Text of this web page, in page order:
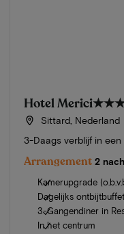
Hotel Merici
Sittard, Nederland
3-Daags verblijf in
Arrangement 2
Kamerupgrade
Dagelijks ontbijtbuffet
3-Gangendiner in
In het centrum